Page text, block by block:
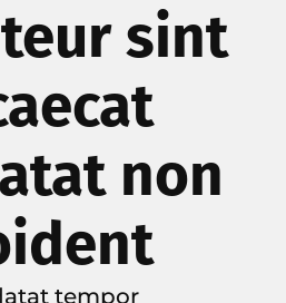
sint
non
tempor